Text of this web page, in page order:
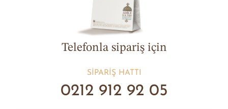
Telefonla sipariş için
SIPARIŞ HATTI
0212 912 92 05